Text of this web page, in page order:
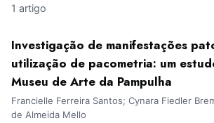
1 artigo
Investigação de manifestações
utilização de pacometria: um
Museu de Arte da Pampulha
Francielle Ferreira Santos; Cynara Fiedler
de Almeida Mello